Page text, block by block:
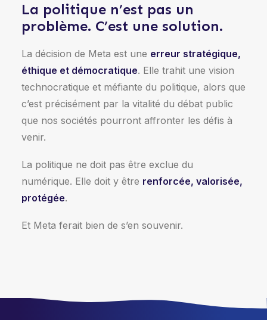
La politique n’est pas un
problème. C’est une solution.
La décision de Meta est une erreur stratégique,
éthique et démocratique. Elle trahit une vision
technocratique et méfiante du politique, alors que
c’est précisément par la vitalité du débat public
que nos sociétés pourront affronter les défis à
venir.
La politique ne doit pas être exclue du
numérique. Elle doit y être renforcée, valorisée,
protégée.
Et Meta ferait bien de s’en souvenir.